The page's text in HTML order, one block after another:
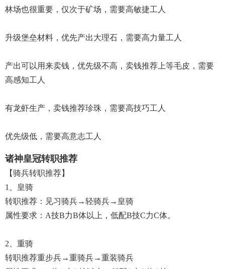
林场也很重要，仅次于矿场，需要高敏捷工人
升级堡垒材料，优先产出大理石，需要高力量工人
产出可以用来卖钱，优先级不高，卖钱推荐上等毛皮，需要
高感知工人
有龙虾生产，卖钱推荐珍珠，需要高技巧工人
优先级低，需要高意志工人
诸神皇冠转职推荐
【骑兵转职推荐】
1、皇骑
转职推荐：见习骑兵→轻骑兵→皇骑
属性要求：A技B力B体以上，低配b技C力C体。
2、重骑
转职推荐重步兵→重骑兵→重装骑兵